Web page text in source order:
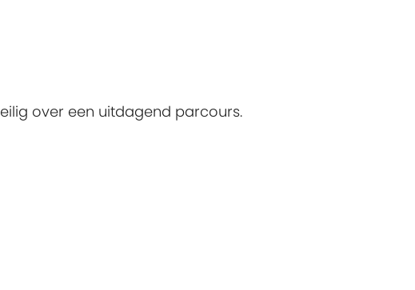
over een uitdagend parcours.